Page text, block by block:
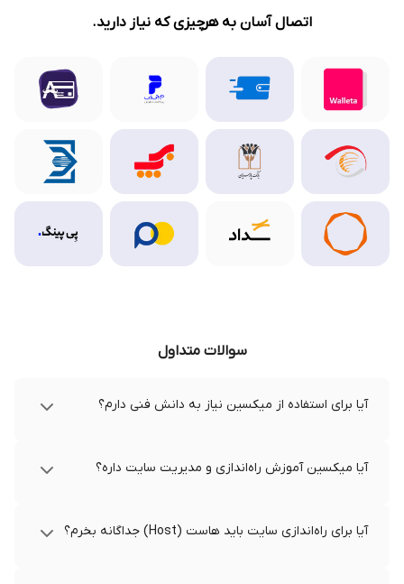
اتصال آسان به هرچیزی که نیاز دارید.
سوالات متداول
آیا برای استفاده از میکسین نیاز به دانش فنی دارم؟
آیا میکسین آموزش راه‌اندازی و مدیریت سایت داره؟
آیا برای راه‌اندازی سایت باید هاست (Host) جداگانه بخرم؟